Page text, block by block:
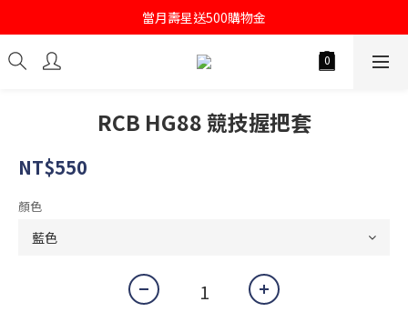
註冊會員即送購物金100
當月壽星送500購物金
註冊會員即送購物金100
RCB HG88 競技握把套
NT$550
顏色